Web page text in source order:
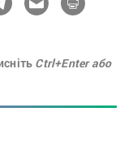
Ctrl+Enter або